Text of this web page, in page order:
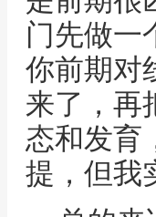
门先做一
你前期对
来了，再
态和发育
提，但我